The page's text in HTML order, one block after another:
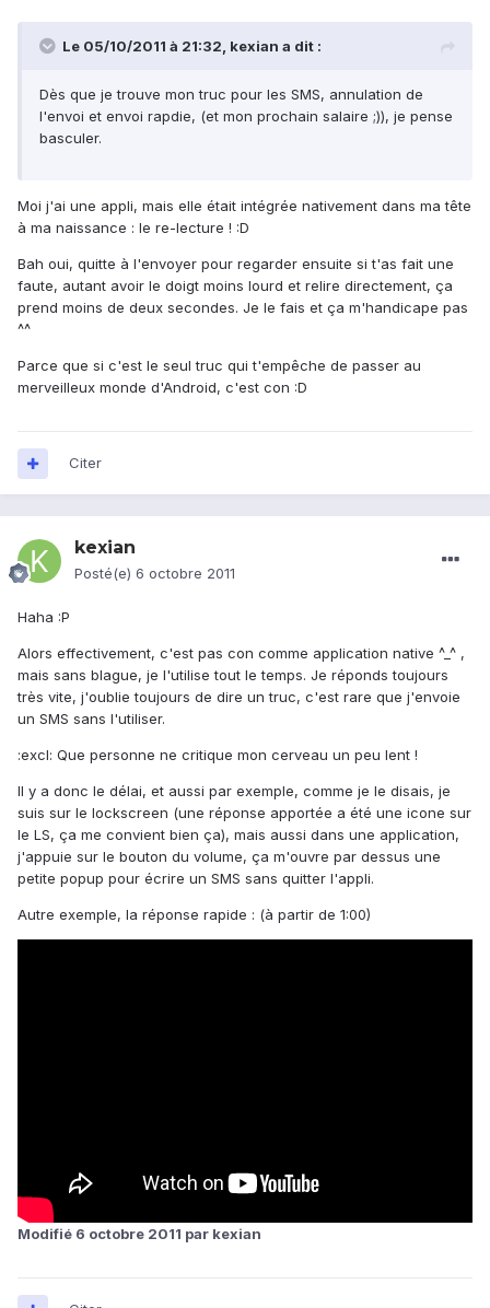
Le 05/10/2011 à 21:32, kexian a dit :
Dès que je trouve mon truc pour les SMS, annulation de
l'envoi et envoi rapdie, (et mon prochain salaire ;)), je pense
basculer.
Moi j'ai une appli, mais elle était intégrée nativement dans ma tête
à ma naissance : le re-lecture ! :D
Bah oui, quitte à l'envoyer pour regarder ensuite si t'as fait une
faute, autant avoir le doigt moins lourd et relire directement, ça
prend moins de deux secondes. Je le fais et ça m'handicape pas
^^
Parce que si c'est le seul truc qui t'empêche de passer au
merveilleux monde d'Android, c'est con :D
Citer
kexian
Posté(e) 6 octobre 2011
Haha :P
Alors effectivement, c'est pas con comme application native ^_^ ,
mais sans blague, je l'utilise tout le temps. Je réponds toujours
très vite, j'oublie toujours de dire un truc, c'est rare que j'envoie
un SMS sans l'utiliser.
:excl: Que personne ne critique mon cerveau un peu lent !
Il y a donc le délai, et aussi par exemple, comme je le disais, je
suis sur le lockscreen (une réponse apportée a été une icone sur
le LS, ça me convient bien ça), mais aussi dans une application,
j'appuie sur le bouton du volume, ça m'ouvre par dessus une
petite popup pour écrire un SMS sans quitter l'appli.
Autre exemple, la réponse rapide : (à partir de 1:00)
Modifié 6 octobre 2011 par kexian